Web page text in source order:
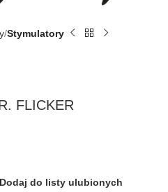
Stymulatory
FLICKER
Dodaj do listy ulubionych